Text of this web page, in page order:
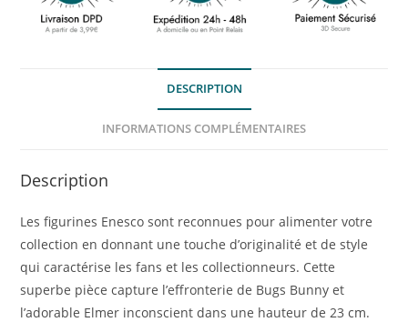
DESCRIPTION
INFORMATIONS COMPLÉMENTAIRES
Description
Les figurines Enesco sont reconnues pour alimenter votre
collection en donnant une touche d’originalité et de style
qui caractérise les fans et les collectionneurs. Cette
superbe pièce capture l’effronterie de Bugs Bunny et
l’adorable Elmer inconscient dans une hauteur de 23 cm.